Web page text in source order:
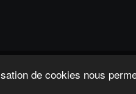
de cookies nous